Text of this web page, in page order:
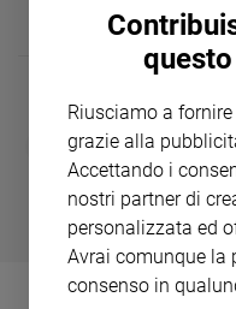
Società
Ambiente
LE GRANDI BASILICHE
- VOL DA 1 AL 5
€ 64,50
Riusciamo a
grazie alla
Accettando i
nostri partner di
personalizzata ed
Avrai comunque la
consenso in